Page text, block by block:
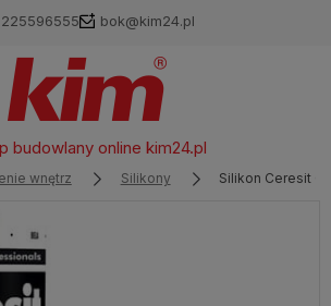
225596555 bok@kim24.pl
budowlany online kim24.pl
wnętrz Silikony Silikon Ceresit